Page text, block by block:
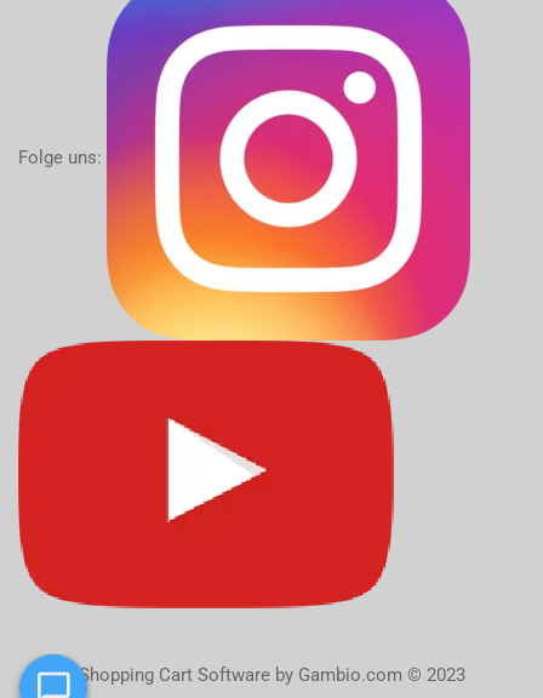
Folge uns:
Shopping Cart Softwareby Gambio.com © 2023